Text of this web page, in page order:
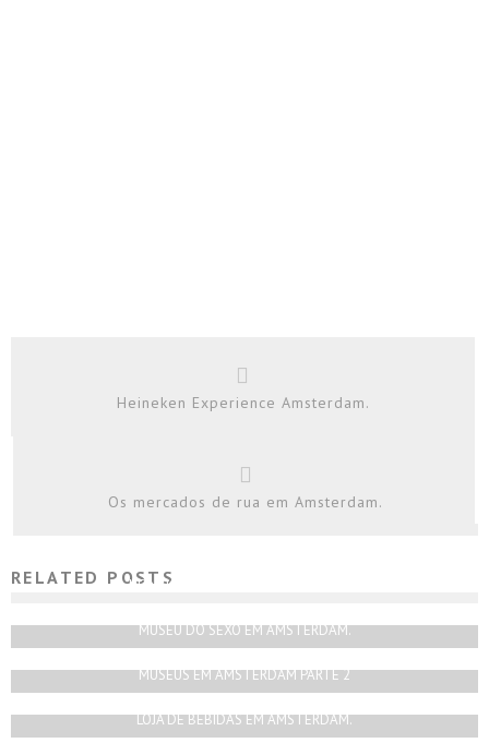
Heineken Experience Amsterdam.
Os mercados de rua em Amsterdam.
RELATED POSTSHEINEKEN EXPERIENCE AMSTERDAM.
MUSEU DO SEXO EM AMSTERDAM.
MUSEUS EM AMSTERDAM PARTE 2
LOJA DE BEBIDAS EM AMSTERDAM.